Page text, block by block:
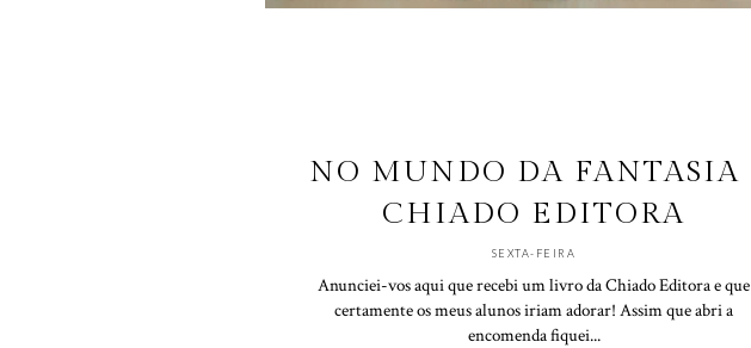
NO MUNDO DA FANTASIA |
CHIADO EDITORA
SEXTA-FEIRA
Anunciei-vos aqui que recebi um livro da Chiado Editora e que
certamente os meus alunos iriam adorar! Assim que abri a
encomenda fiquei...